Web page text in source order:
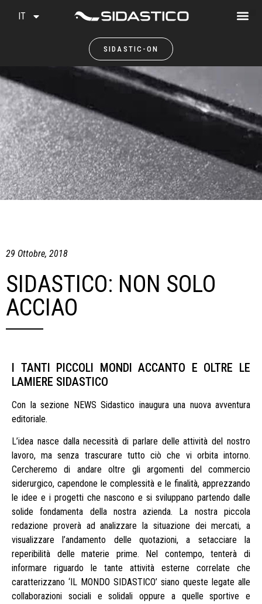
SIDASTIC-ON
IT
29 Ottobre, 2018
SIDASTICO: NON SOLO
ACCIAO
I TANTI PICCOLI MONDI ACCANTO E OLTRE LE
LAMIERE SIDASTICO
Con la sezione NEWS Sidastico inaugura una nuova avventura
editoriale.
L’idea nasce dalla necessità di parlare delle attività del nostro
lavoro, ma senza trascurare tutto ciò che vi orbita intorno.
Cercheremo di andare oltre gli argomenti del commercio
siderurgico, capendone le complessità e le finalità, apprezzando
le idee e i progetti che nascono e si sviluppano partendo dalle
solide fondamenta della nostra azienda. La nostra piccola
redazione proverà ad analizzare la situazione dei mercati, a
visualizzare l’andamento delle quotazioni, a setacciare la
reperibilità delle materie prime. Nel contempo, tenterà di
informare riguardo le tante attività esterne correlate che
caratterizzano ‘IL MONDO SIDASTICO’ siano queste legate alle
collaborazioni sociali e solidali oppure a quelle sportive e